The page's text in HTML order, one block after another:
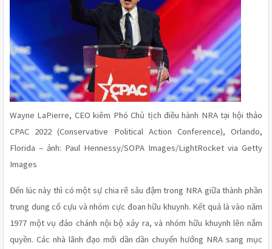
Wayne LaPierre, CEO kiêm Phó Chủ tịch điều hành NRA tại hội thảo
CPAC 2022 (Conservative Political Action Conference), Orlando,
Florida – ảnh: Paul Hennessy/SOPA Images/LightRocket via Getty
Images
Đến lúc này thì có một sự chia rẽ sâu đậm trong NRA giữa thành phần
trung dung cố cựu và nhóm cực đoan hữu khuynh. Kết quả là vào năm
1977 một vụ đảo chánh nội bộ xảy ra, và nhóm hữu khuynh lên nắm
quyền. Các nhà lãnh đạo mới dần dần chuyển hướng NRA sang mục